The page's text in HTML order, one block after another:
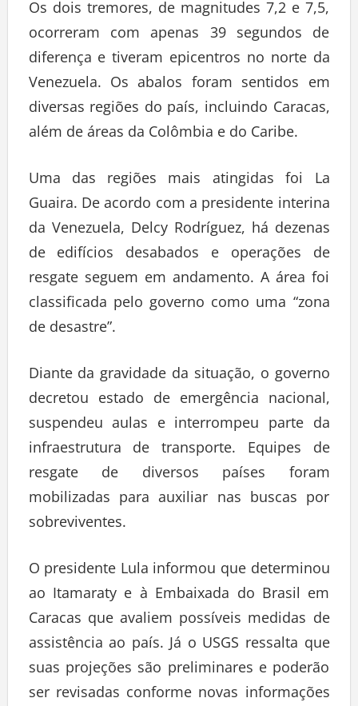
Os dois tremores, de magnitudes 7,2 e 7,5,
ocorreram com apenas 39 segundos de
diferença e tiveram epicentros no norte da
Venezuela. Os abalos foram sentidos em
diversas regiões do país, incluindo Caracas,
além de áreas da Colômbia e do Caribe.
Uma das regiões mais atingidas foi La
Guaira. De acordo com a presidente interina
da Venezuela, Delcy Rodríguez, há dezenas
de edifícios desabados e operações de
resgate seguem em andamento. A área foi
classificada pelo governo como uma “zona
de desastre”.
Diante da gravidade da situação, o governo
decretou estado de emergência nacional,
suspendeu aulas e interrompeu parte da
infraestrutura de transporte. Equipes de
resgate de diversos países foram
mobilizadas para auxiliar nas buscas por
sobreviventes.
O presidente Lula informou que determinou
ao Itamaraty e à Embaixada do Brasil em
Caracas que avaliem possíveis medidas de
assistência ao país. Já o USGS ressalta que
suas projeções são preliminares e poderão
ser revisadas conforme novas informações